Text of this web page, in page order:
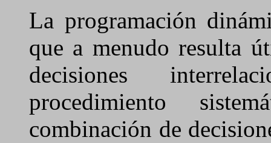
La programación
que a menudo resulta
decisiones
procedimiento
combinación de